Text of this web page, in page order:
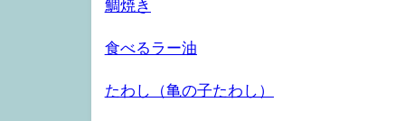
鯛焼き
食べるラー油
たわし（亀の子たわし）